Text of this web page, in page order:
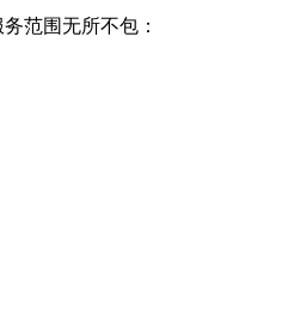
范围无所不包：